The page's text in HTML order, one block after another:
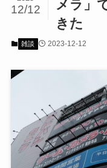
メラ」
きた
12/12
雑談 2023-12-12